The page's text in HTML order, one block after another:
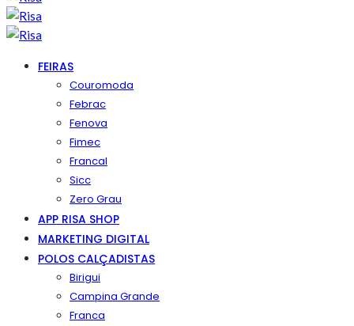
FEIRAS
Couromoda
Febrac
Fenova
Fimec
Francal
Sicc
Zero Grau
APP RISA SHOP
MARKETING DIGITAL
POLOS CALÇADISTAS
Birigui
Campina Grande
Franca